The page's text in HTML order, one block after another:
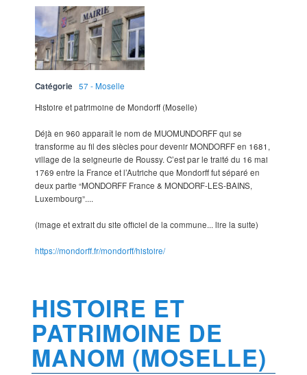
Catégorie
57 - Moselle
Histoire et patrimoine de Mondorff (Moselle)
Déjà en 960 apparaît le nom de MUOMUNDORFF qui se
transforme au fil des siècles pour devenir MONDORFF en 1681,
village de la seigneurie de Roussy. C’est par le traité du 16 mai
1769 entre la France et l’Autriche que Mondorff fut séparé en
deux partie “MONDORFF France & MONDORF-LES-BAINS,
Luxembourg”....
(image et extrait du site officiel de la commune... lire la suite)
https://mondorff.fr/mondorff/histoire/
HISTOIRE ET
PATRIMOINE DE
MANOM (MOSELLE)